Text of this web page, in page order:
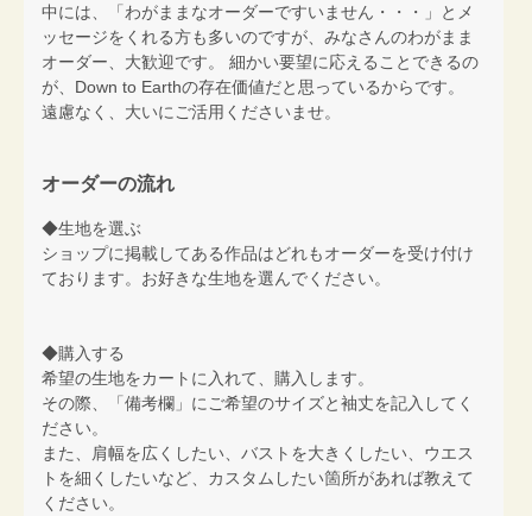
中には、「わがままなオーダーですいません・・・」とメ
ッセージをくれる方も多いのですが、みなさんのわがまま
オーダー、大歓迎です。 細かい要望に応えることできるの
が、Down to Earthの存在価値だと思っているからです。
遠慮なく、大いにご活用くださいませ。
オーダーの流れ
◆生地を選ぶ
ショップに掲載してある作品はどれもオーダーを受け付け
ております。お好きな生地を選んでください。
◆購入する
希望の生地をカートに入れて、購入します。
その際、「備考欄」にご希望のサイズと袖丈を記入してく
ださい。
また、肩幅を広くしたい、バストを大きくしたい、ウエス
トを細くしたいなど、カスタムしたい箇所があれば教えて
ください。